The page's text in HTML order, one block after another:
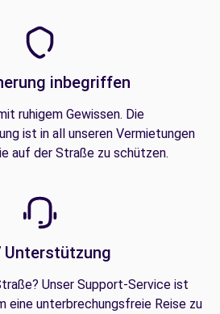
inbegriffen
ruhigem Gewissen. Die
ist in all unseren Vermietungen
auf der Straße zu schützen.
Unterstützung
Unser Support-Service ist
eine unterbrechungsfreie Reise zu